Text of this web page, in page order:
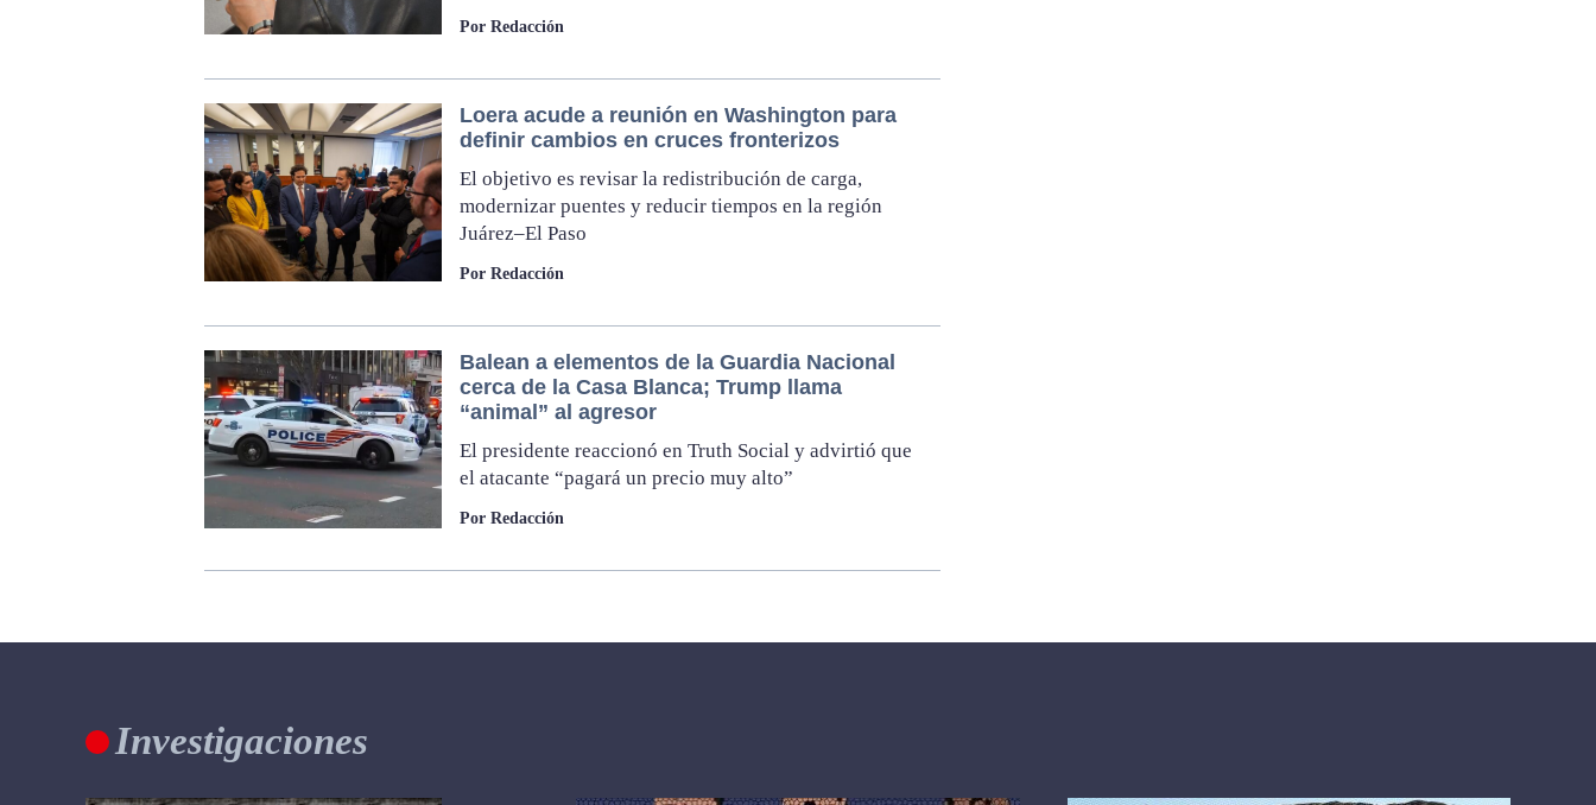
Por Redacción
Loera acude a reunión en Washington para
definir cambios en cruces fronterizos
El objetivo es revisar la redistribución de carga,
modernizar puentes y reducir tiempos en la región
Juárez–El Paso
Por Redacción
Balean a elementos de la Guardia Nacional
cerca de la Casa Blanca; Trump llama
“animal” al agresor
El presidente reaccionó en Truth Social y advirtió que
el atacante “pagará un precio muy alto”
Por Redacción
Investigaciones